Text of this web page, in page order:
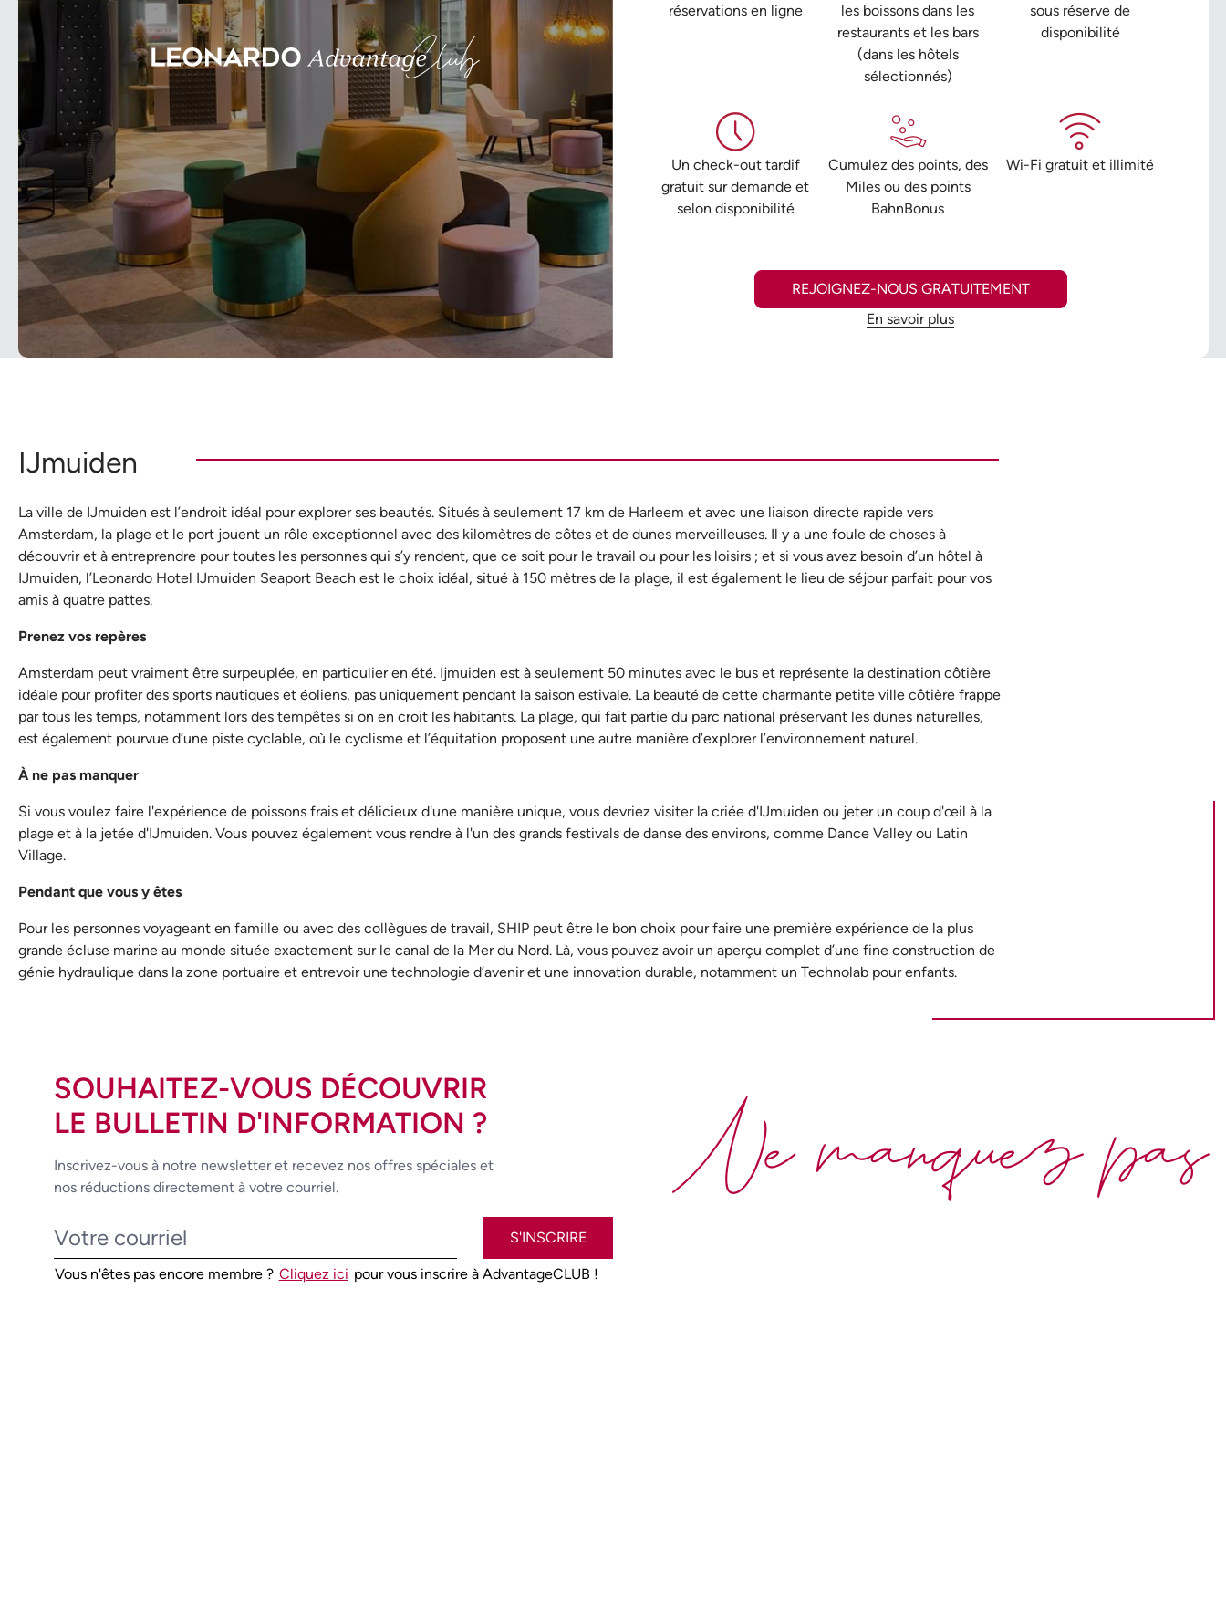
réservations en ligne
les boissons dans les
restaurants et les bars
(dans les hôtels
sélectionnés)
sous réserve de
disponibilité
Un check-out tardif
gratuit sur demande et
selon disponibilité
Cumulez des points, des
Miles ou des points
BahnBonus
Wi-Fi gratuit et illimité
REJOIGNEZ-NOUS GRATUITEMENT
En savoir plus
IJmuiden
La ville de IJmuiden est l’endroit idéal pour explorer ses beautés. Situés à seulement 17 km de Harleem et avec une liaison directe rapide vers
Amsterdam, la plage et le port jouent un rôle exceptionnel avec des kilomètres de côtes et de dunes merveilleuses. Il y a une foule de choses à
découvrir et à entreprendre pour toutes les personnes qui s’y rendent, que ce soit pour le travail ou pour les loisirs ; et si vous avez besoin d’un hôtel à
IJmuiden, l’Leonardo Hotel IJmuiden Seaport Beach est le choix idéal, situé à 150 mètres de la plage, il est également le lieu de séjour parfait pour vos
amis à quatre pattes.
Prenez vos repères
Amsterdam peut vraiment être surpeuplée, en particulier en été. Ijmuiden est à seulement 50 minutes avec le bus et représente la destination côtière
idéale pour profiter des sports nautiques et éoliens, pas uniquement pendant la saison estivale. La beauté de cette charmante petite ville côtière frappe
par tous les temps, notamment lors des tempêtes si on en croit les habitants. La plage, qui fait partie du parc national préservant les dunes naturelles,
est également pourvue d’une piste cyclable, où le cyclisme et l’équitation proposent une autre manière d’explorer l’environnement naturel.
À ne pas manquer
Si vous voulez faire l'expérience de poissons frais et délicieux d'une manière unique, vous devriez visiter la criée d'IJmuiden ou jeter un coup d'œil à la
plage et à la jetée d'IJmuiden. Vous pouvez également vous rendre à l'un des grands festivals de danse des environs, comme Dance Valley ou Latin
Village.
Pendant que vous y êtes
Pour les personnes voyageant en famille ou avec des collègues de travail, SHIP peut être le bon choix pour faire une première expérience de la plus
grande écluse marine au monde située exactement sur le canal de la Mer du Nord. Là, vous pouvez avoir un aperçu complet d’une fine construction de
génie hydraulique dans la zone portuaire et entrevoir une technologie d’avenir et une innovation durable, notamment un Technolab pour enfants.
SOUHAITEZ-VOUS DÉCOUVRIR
LE BULLETIN D'INFORMATION ?
Inscrivez-vous à notre newsletter et recevez nos offres spéciales et
nos réductions directement à votre courriel.
S'INSCRIRE
Vous n'êtes pas encore membre ? Cliquez ici pour vous inscrire à AdvantageCLUB !
Ne manquez pas